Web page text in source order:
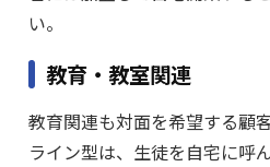
い。
教育・教室関連
教育関連も対面を希望する顧
ライン型は、生徒を自宅に呼